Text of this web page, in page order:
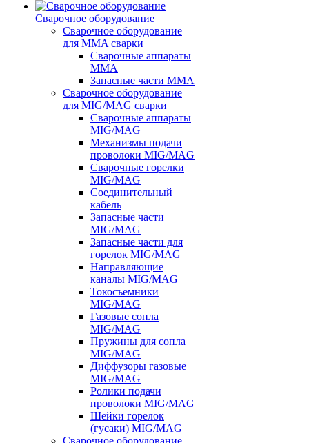
Сварочное оборудование
Сварочное оборудование
для MMA сварки
Сварочные аппараты
MMA
Запасные части MMA
Сварочное оборудование
для MIG/MAG сварки
Сварочные аппараты
MIG/MAG
Механизмы подачи
проволоки MIG/MAG
Сварочные горелки
MIG/MAG
Соединительный
кабель
Запасные части
MIG/MAG
Запасные части для
горелок MIG/MAG
Направляющие
каналы MIG/MAG
Токосъемники
MIG/MAG
Газовые сопла
MIG/MAG
Пружины для сопла
MIG/MAG
Диффузоры газовые
MIG/MAG
Ролики подачи
проволоки MIG/MAG
Шейки горелок
(гусаки) MIG/MAG
Сварочное оборудование